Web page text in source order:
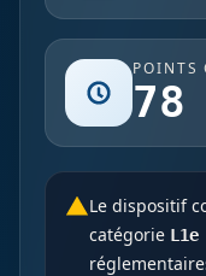
POINTS
78
Le dispositif
catégorie